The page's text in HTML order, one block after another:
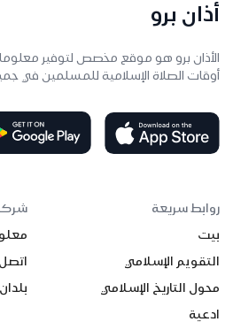
أذان برو
الأذان برو هو موقع مخصص لتوفير
أوقات الصلاة الإسلامية للمسلمين في جميع
روابط سريعة
بيت
التقويم الإسلامي
محول التاريخ الإسلامي
ادعية
اتصل
بلدان